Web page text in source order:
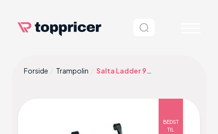
Forside Trampolin Salta Ladder 98x52cm
BEDST
TIL